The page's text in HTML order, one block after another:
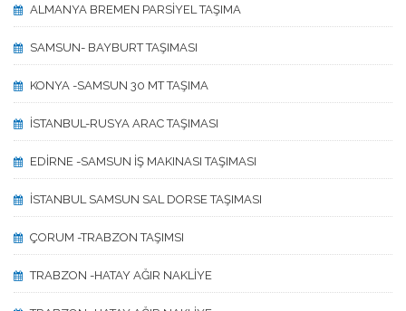
ALMANYA BREMEN PARSİYEL TAŞIMA
SAMSUN- BAYBURT TAŞIMASI
KONYA -SAMSUN 30 MT TAŞIMA
İSTANBUL-RUSYA ARAC TAŞIMASI
EDİRNE -SAMSUN İŞ MAKINASI TAŞIMASI
İSTANBUL SAMSUN SAL DORSE TAŞIMASI
ÇORUM -TRABZON TAŞIMSI
TRABZON -HATAY AĞIR NAKLİYE